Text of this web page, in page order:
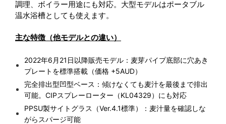
調理、ボイラー用途にも対応。大型モデルはポータブル
温水浴槽としても使えます。
主な特徴（他モデルとの違い）
2022年6月21日以降販売モデル：麦芽パイプ底部に穴あき
プレートを標準搭載（価格 +5AUD）
完全排出型凹型ベース：傾けなくても麦汁を最後まで排出
可能。CIPスプレーローター（KL04329）にも対応
PPSU製サイトグラス（Ver.4.1標準）：麦汁量を確認しな
がらスパージ可能